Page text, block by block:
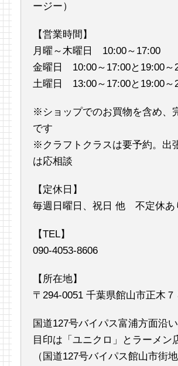
ージー）
【営業時間】
月曜～木曜日 10:00～17:00
金曜日 10:00～17:00と19:00～
土曜日 13:00～17:00と19:00～
※ショップでのお買物を含め、
です
※クラフトクラスは要予約。出
は応相談
【定休日】
毎週日曜日、祝日 他 不定休あ
【TEL】
090-4053-8606
【所在地】
〒294-0051 千葉県館山市正木７
国道127号バイパス富浦方面沿い
目印は「ユニクロ」とラーメン
（国道127号バイパス館山市街